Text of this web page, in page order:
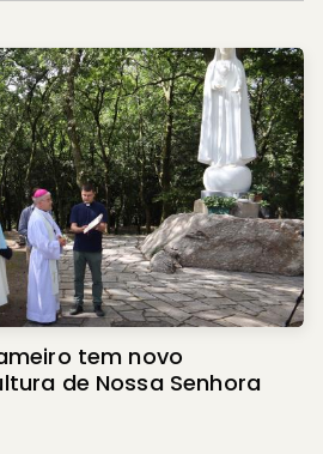
tem novo
de Nossa Senhora